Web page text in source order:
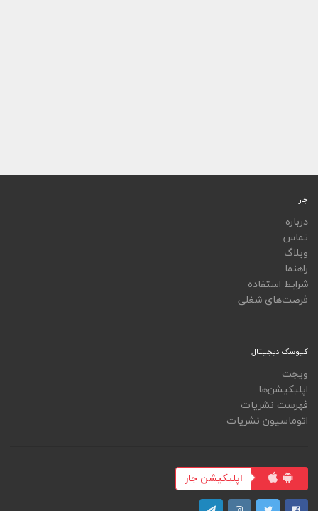
جار
درباره
تماس
وبلاگ
راهنما
شرایط استفاده
فرصت‌های شغلی
کیوسک دیجیتال
ویجت
اپلیکیشن‌ها
فهرست نشریات
اتوماسیون نشریات
اپلیکیشن جار